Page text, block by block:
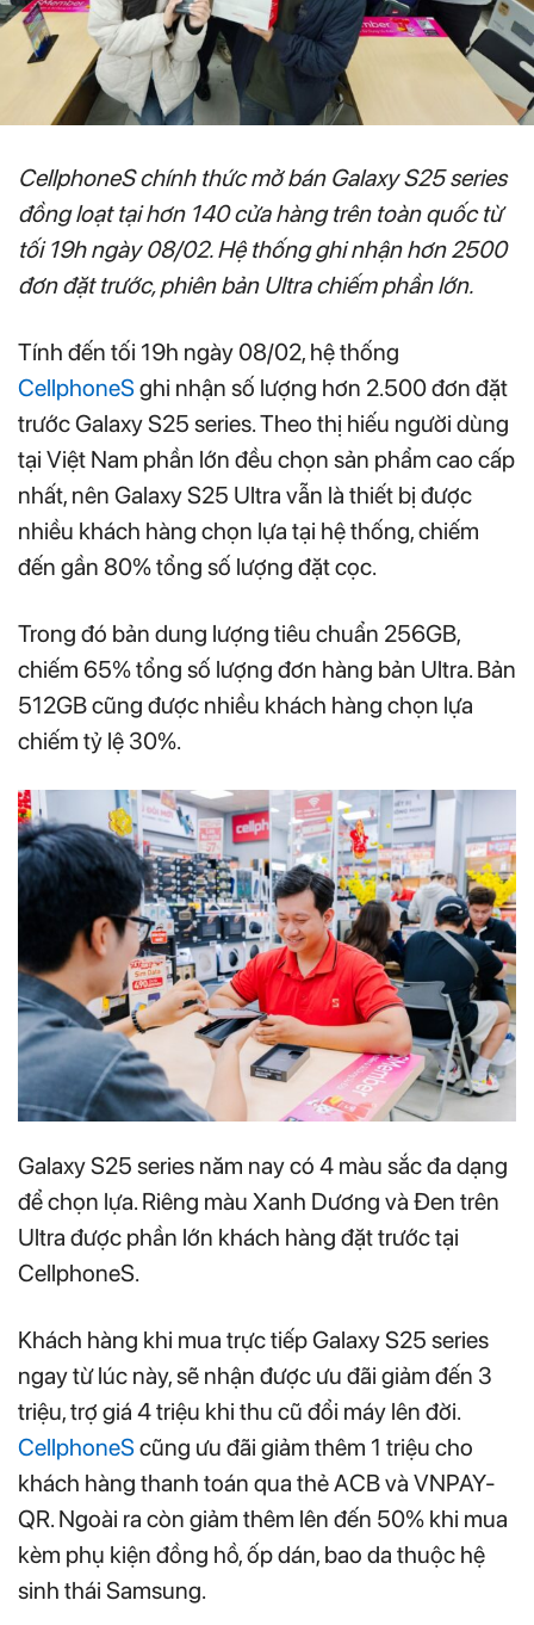
CellphoneS chính thức mở bán Galaxy S25 series
đồng loạt tại hơn 140 cửa hàng trên toàn quốc từ
tối 19h ngày 08/02. Hệ thống ghi nhận hơn 2500
đơn đặt trước, phiên bản Ultra chiếm phần lớn.
Tính đến tối 19h ngày 08/02, hệ thống
CellphoneSghi nhận số lượng hơn 2.500 đơn đặt
trước Galaxy S25 series. Theo thị hiếu người dùng
tại Việt Nam phần lớn đều chọn sản phẩm cao cấp
nhất, nên Galaxy S25 Ultra vẫn là thiết bị được
nhiều khách hàng chọn lựa tại hệ thống, chiếm
đến gần 80% tổng số lượng đặt cọc.
Trong đó bản dung lượng tiêu chuẩn 256GB,
chiếm 65% tổng số lượng đơn hàng bản Ultra. Bản
512GB cũng được nhiều khách hàng chọn lựa
chiếm tỷ lệ 30%.
Galaxy S25 series năm nay có 4 màu sắc đa dạng
để chọn lựa. Riêng màu Xanh Dương và Đen trên
Ultra được phần lớn khách hàng đặt trước tại
CellphoneS.
Khách hàng khi mua trực tiếp Galaxy S25 series
ngay từ lúc này, sẽ nhận được ưu đãi giảm đến 3
triệu, trợ giá 4 triệu khi thu cũ đổi máy lên đời.
CellphoneScũng ưu đãi giảm thêm 1 triệu cho
khách hàng thanh toán qua thẻ ACB và VNPAY-
QR. Ngoài ra còn giảm thêm lên đến 50% khi mua
kèm phụ kiện đồng hồ, ốp dán, bao da thuộc hệ
sinh thái Samsung.